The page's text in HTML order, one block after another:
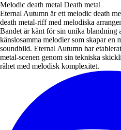
Melodic death metal Death metal
Eternal Autumn är ett melodic death
death metal-riff med melodiska
Bandet är känt för sin unika blandning
känslosamma melodier som skapar en
soundbild. Eternal Autumn har
metal-scenen genom sin tekniska
råhet med melodisk komplexitet.